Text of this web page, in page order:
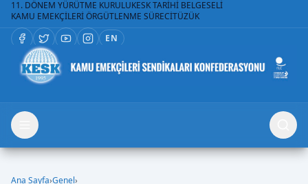
11. DÖNEM YÜRÜTME KURULUKESK TARİHİ BELGESELİ
KAMU EMEKÇİLERİ ÖRGÜTLENME SÜRECİTÜZÜK
EN
Ana Sayfa›Genel›